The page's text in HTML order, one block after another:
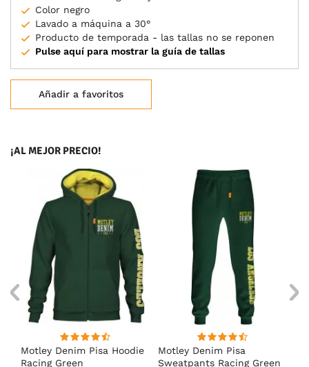
Color negro
Lavado a máquina a 30°
Producto de temporada - las tallas no se reponen
Pulse aquí para mostrar la guía de tallas
Añadir a favoritos
¡AL MEJOR PRECIO!
Motley Denim Pisa Hoodie
Racing Green
Motley Denim Pisa
Sweatpants Racing Green